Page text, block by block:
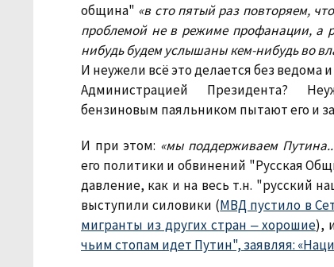
община" «в сто пятый раз повторяем,
проблемой не в режиме профанации, а
нибудь будем услышаны кем-нибудь во
И неужели всё это делается без ведома
Администрацией Президента?
бензиновым паяльником пытают его и
И при этом: «мы поддерживаем
его политики и обвинений "Русская
давление, как и на весь т.н. "русский
выступили силовики (МВД пустило в
мигранты из других стран ‒ хорошие),
чьим стопам идет Путин", заявляя: